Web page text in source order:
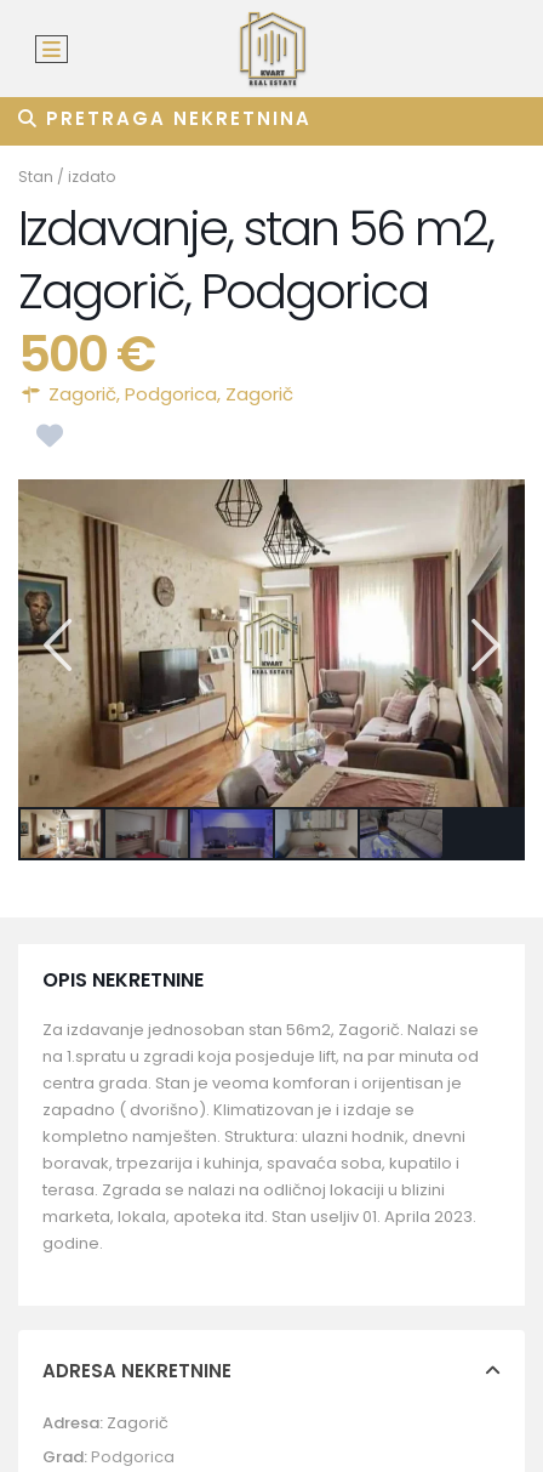
PRETRAGA NEKRETNINA
Stan / izdato
Izdavanje, stan 56 m2,
Zagorič, Podgorica
500 €
Zagorič,Podgorica, Zagorič
OPIS NEKRETNINE
Za izdavanje jednosoban stan 56m2, Zagorič. Nalazi se
na 1.spratu u zgradi koja posjeduje lift, na par minuta od
centra grada. Stan je veoma komforan i orijentisan je
zapadno ( dvorišno). Klimatizovan je i izdaje se
kompletno namješten. Struktura: ulazni hodnik, dnevni
boravak, trpezarija i kuhinja, spavaća soba, kupatilo i
terasa. Zgrada se nalazi na odličnoj lokaciji u blizini
marketa, lokala, apoteka itd. Stan useljiv 01. Aprila 2023.
godine.
ADRESA NEKRETNINE
Adresa: Zagorič
Grad: Podgorica